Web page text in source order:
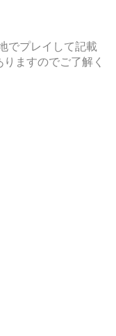
でプレイして記載
ますのでご了解く